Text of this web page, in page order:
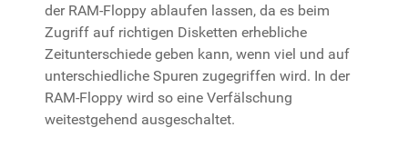
der RAM-Floppy ablaufen lassen, da es beim
Zugriff auf richtigen Disketten erhebliche
Zeitunterschiede geben kann, wenn viel und auf
unterschiedliche Spuren zugegriffen wird. In der
RAM-Floppy wird so eine Verfälschung
weitestgehend ausgeschaltet.